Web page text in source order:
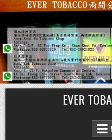
Skip
to
content
EVER